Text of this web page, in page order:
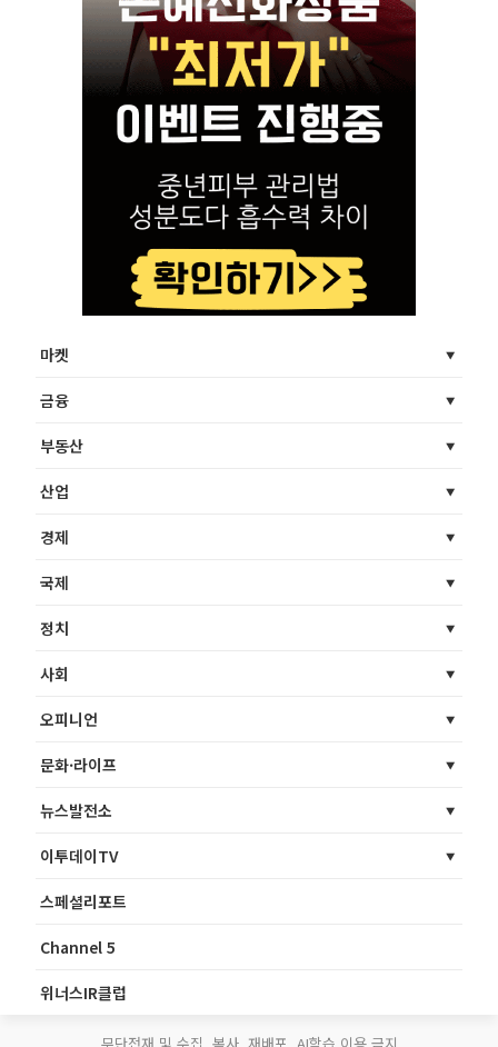
마켓
금융
부동산
산업
경제
국제
정치
사회
오피니언
문화·라이프
뉴스발전소
이투데이TV
스페셜리포트
Channel 5
위너스IR클럽